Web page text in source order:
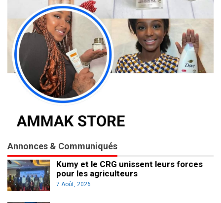
Annonces & Communiqués
Kumy et le CRG unissent leurs forces
pour les agriculteurs
7 Août, 2026